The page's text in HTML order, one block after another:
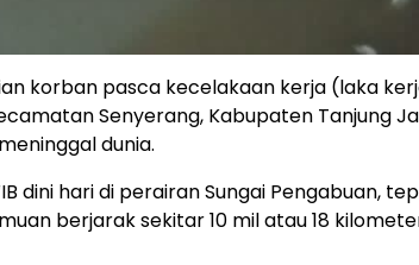
korban pasca kecelakaan kerja (laka
Senyerang, Kabupaten Tanjung
dunia.
dini hari di perairan Sungai Pengabuan,
berjarak sekitar 10 mil atau 18